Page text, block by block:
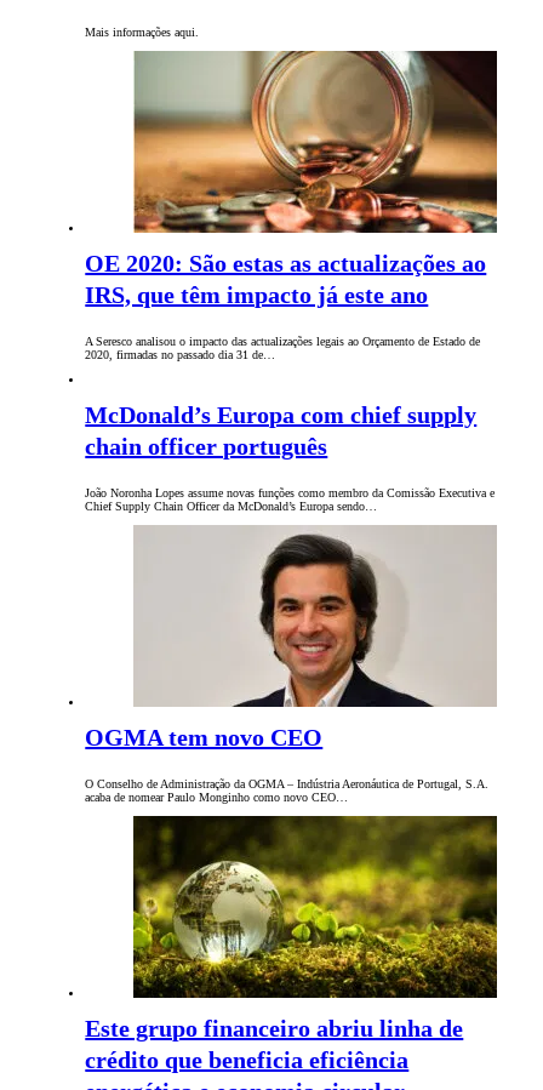
Mais informações aqui.
OE 2020: São estas as actualizações ao
IRS, que têm impacto já este ano
A Seresco analisou o impacto das actualizações legais ao Orçamento de Estado de
2020, firmadas no passado dia 31 de…
McDonald’s Europa com chief supply
chain officer português
João Noronha Lopes assume novas funções como membro da Comissão Executiva e
Chief Supply Chain Officer da McDonald’s Europa sendo…
OGMA tem novo CEO
O Conselho de Administração da OGMA – Indústria Aeronáutica de Portugal, S.A.
acaba de nomear Paulo Monginho como novo CEO…
Este grupo financeiro abriu linha de
crédito que beneficia eficiência